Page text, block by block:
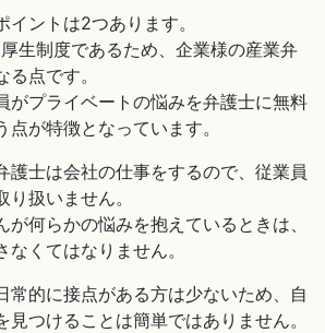
ントは2つあります。
生制度であるため、企業様の産業弁
点です。
がプライベートの悩みを弁護士に無料
が特徴となっています。
護士は会社の仕事をするので、従業員
扱いません。
が何らかの悩みを抱えているときは、
くてはなりません。
常的に接点がある方は少ないため、自
見つけることは簡単ではありません。